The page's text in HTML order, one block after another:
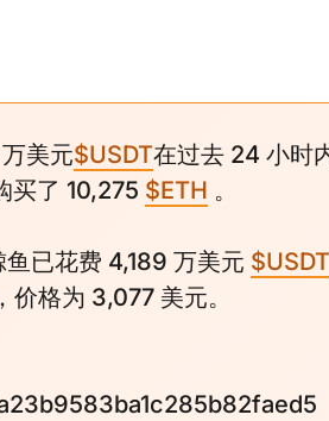
美元$USDT在过去 24 小时
买了 10,275 $ETH 。
鱼已花费 4,189 万美元 $USDT
，价格为 3,077 美元。